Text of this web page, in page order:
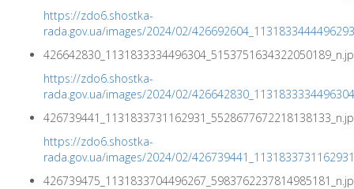
https://zdo6.shostka-
rada.gov.ua/images/2024/02/
https://zdo6.shostka-
rada.gov.ua/images/2024/02/
https://zdo6.shostka-
rada.gov.ua/images/2024/02/